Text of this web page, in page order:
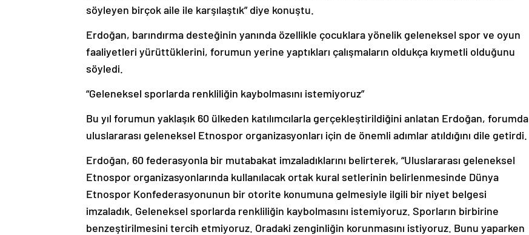
söyleyen birçok aile ile karşılaştık” diye konuştu.
Erdoğan, barındırma desteğinin yanında özellikle çocuklara yönelik geleneksel spor ve oyun
faaliyetleri yürüttüklerini, forumun yerine yaptıkları çalışmaların oldukça kıymetli olduğunu
söyledi.
“Geleneksel sporlarda renkliliğin kaybolmasını istemiyoruz”
Bu yıl forumun yaklaşık 60 ülkeden katılımcılarla gerçekleştirildiğini anlatan Erdoğan, forumda
uluslararası geleneksel Etnospor organizasyonları için de önemli adımlar atıldığını dile getirdi.
Erdoğan, 60 federasyonla bir mutabakat imzaladıklarını belirterek, “Uluslararası geleneksel
Etnospor organizasyonlarında kullanılacak ortak kural setlerinin belirlenmesinde Dünya
Etnospor Konfederasyonunun bir otorite konumuna gelmesiyle ilgili bir niyet belgesi
imzaladık. Geleneksel sporlarda renkliliğin kaybolmasını istemiyoruz. Sporların birbirine
benzeştirilmesini tercih etmiyoruz. Oradaki zenginliğin korunmasını istiyoruz. Bunu yaparken